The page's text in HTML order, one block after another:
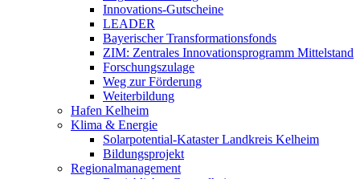
Innovations-Gutscheine
LEADER
Bayerischer Transformationsfonds
ZIM: Zentrales Innovationsprogramm Mittelstand
Forschungszulage
Weg zur Förderung
Weiterbildung
Hafen Kelheim
Klima & Energie
Solarpotential-Kataster Landkreis Kelheim
Bildungsprojekt
Regionalmanagement